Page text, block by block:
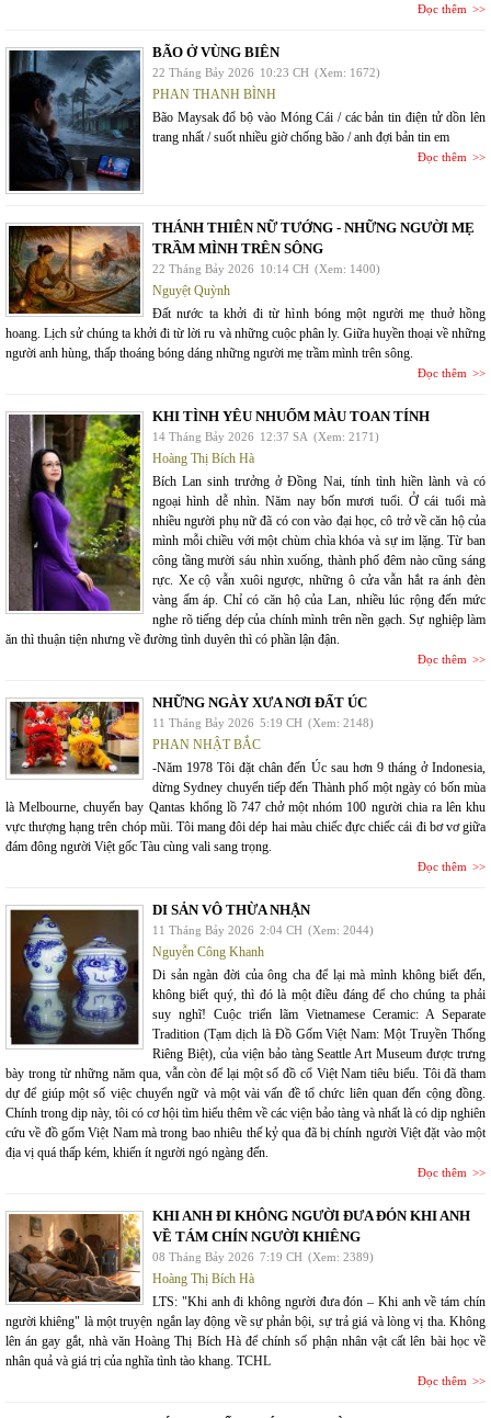
Đọc thêm
BÃO Ở VÙNG BIÊN
22 Tháng Bảy 2026 10:23 CH (Xem: 1672)
PHAN THANH BÌNH
Bão Maysak đổ bộ vào Móng Cái / các bản tin điện tử dồn lên
trang nhất / suốt nhiều giờ chống bão / anh đợi bản tin em
Đọc thêm
THÁNH THIÊN NỮ TƯỚNG - NHỮNG NGƯỜI MẸ
TRẦM MÌNH TRÊN SÔNG
22 Tháng Bảy 2026 10:14 CH (Xem: 1400)
Nguyệt Quỳnh
Đất nước ta khởi đi từ hình bóng một người mẹ thuở hồng
hoang. Lịch sử chúng ta khởi đi từ lời ru và những cuộc phân ly. Giữa huyền thoại về những
người anh hùng, thấp thoáng bóng dáng những người mẹ trầm mình trên sông.
Đọc thêm
KHI TÌNH YÊU NHUỐM MÀU TOAN TÍNH
14 Tháng Bảy 2026 12:37 SA (Xem: 2171)
Hoàng Thị Bích Hà
Bích Lan sinh trưởng ở Đồng Nai, tính tình hiền lành và có
ngoại hình dễ nhìn. Năm nay bốn mươi tuổi. Ở cái tuổi mà
nhiều người phụ nữ đã có con vào đại học, cô trở về căn hộ của
mình mỗi chiều với một chùm chìa khóa và sự im lặng. Từ ban
công tầng mười sáu nhìn xuống, thành phố đêm nào cũng sáng
rực. Xe cộ vẫn xuôi ngược, những ô cửa vẫn hắt ra ánh đèn
vàng ấm áp. Chỉ có căn hộ của Lan, nhiều lúc rộng đến mức
nghe rõ tiếng dép của chính mình trên nền gạch. Sự nghiệp làm
ăn thì thuận tiện nhưng về đường tình duyên thì có phần lận đận.
Đọc thêm
NHỮNG NGÀY XƯA NƠI ĐẤT ÚC
11 Tháng Bảy 2026 5:19 CH (Xem: 2148)
PHAN NHẬT BẮC
-Năm 1978 Tôi đặt chân đến Úc sau hơn 9 tháng ở Indonesia,
dừng Sydney chuyển tiếp đến Thành phố một ngày có bốn mùa
là Melbourne, chuyến bay Qantas khổng lồ 747 chở một nhóm 100 người chia ra lên khu
vực thượng hạng trên chóp mũi. Tôi mang đôi dép hai màu chiếc đực chiếc cái đi bơ vơ giữa
đám đông người Việt gốc Tàu cùng vali sang trọng.
Đọc thêm
DI SẢN VÔ THỪA NHẬN
11 Tháng Bảy 2026 2:04 CH (Xem: 2044)
Nguyễn Công Khanh
Di sản ngàn đời của ông cha để lại mà mình không biết đến,
không biết quý, thì đó là một điều đáng để cho chúng ta phải
suy nghĩ! Cuộc triển lãm Vietnamese Ceramic: A Separate
Tradition (Tạm dịch là Đồ Gốm Việt Nam: Một Truyền Thống
Riêng Biệt), của viện bảo tàng Seattle Art Museum được trưng
bày trong từ những năm qua, vẫn còn để lại một số đồ cổ Việt Nam tiêu biểu. Tôi đã tham
dự để giúp một số việc chuyển ngữ và một vài vấn đề tổ chức liên quan đến cộng đồng.
Chính trong dịp này, tôi có cơ hội tìm hiểu thêm về các viện bảo tàng và nhất là có dịp nghiên
cứu về đồ gốm Việt Nam mà trong bao nhiêu thế kỷ qua đã bị chính người Việt đặt vào một
địa vị quá thấp kém, khiến ít người ngó ngàng đến.
Đọc thêm
KHI ANH ĐI KHÔNG NGƯỜI ĐƯA ĐÓN KHI ANH
VỀ TÁM CHÍN NGƯỜI KHIÊNG
08 Tháng Bảy 2026 7:19 CH (Xem: 2389)
Hoàng Thị Bích Hà
LTS: "Khi anh đi không người đưa đón – Khi anh về tám chín
người khiêng" là một truyện ngắn lay động về sự phản bội, sự trả giá và lòng vị tha. Không
lên án gay gắt, nhà văn Hoàng Thị Bích Hà để chính số phận nhân vật cất lên bài học về
nhân quả và giá trị của nghĩa tình tào khang. TCHL
Đọc thêm